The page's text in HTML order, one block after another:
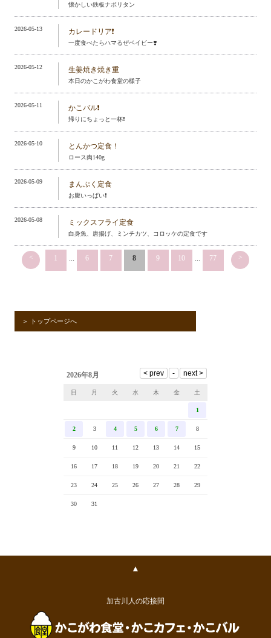
懐かしい鉄板ナポリタン
2026-05-13 カレードリア❗️
一度食べたらハマるぜベイビー❣️
2026-05-12 生姜焼き焼き重
本日のかこがわ食堂の様子
2026-05-11 かこバル❗️
帰りにちょっと一杯❗️
2026-05-10 とんかつ定食！
ロース肉140g
2026-05-09 まんぷく定食
お腹いっぱい❗️
2026-05-08 ミックスフライ定食
白身魚、唐揚げ、ミンチカツ、コロッケの定食です
< 1 6 7 8 9 10 77 >
＞ トップページへ
2026年8月
日 月 火 水 木 金 土
1
2 3 4 5 6 7 8
9 10 11 12 13 14 15
16 17 18 19 20 21 22
23 24 25 26 27 28 29
30 31
▲
加古川人の応接間